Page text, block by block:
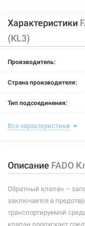
Характеристики
(KL3)
Производитель:
Страна производителя:
Тип подсоединения:
Номинальное давление:
Рабочая среда:
Материал уплотнителей:
Материал пружины:
Все характеристики
Описание FADO
Обратный клапан –
заключается в
транспортируемой
клапан пропускает